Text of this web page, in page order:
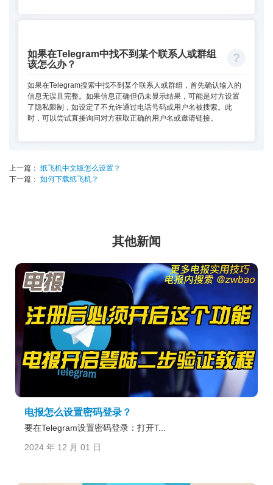
如果在Telegram中找不到某个联系人或群组
该怎么办？
如果在Telegram搜索中找不到某个联系人或群组，首先确认输入的
信息无误且完整。如果信息正确但仍未显示结果，可能是对方设置
了隐私限制，如设定了不允许通过电话号码或用户名被搜索。此
时，可以尝试直接询问对方获取正确的用户名或邀请链接。
上一篇： 纸飞机中文版怎么设置？
下一篇： 如何下载纸飞机？
其他新闻
电报怎么设置密码登录？
要在Telegram设置密码登录：打开T...
2024 年 12 月 01 日